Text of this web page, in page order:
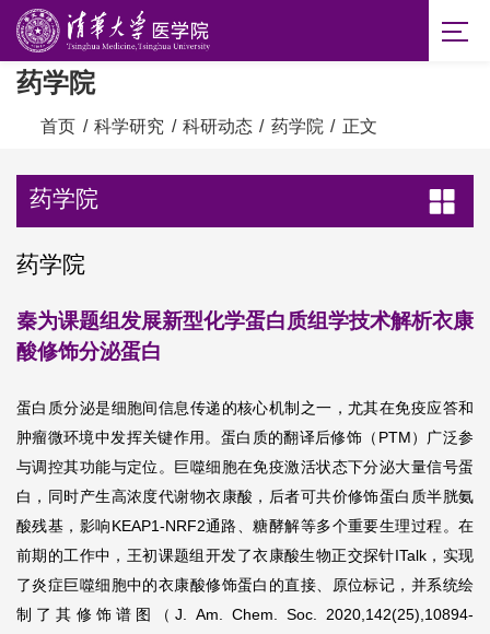
药学院
首页 / 科学研究 / 科研动态 / 药学院 / 正文
药学院
药学院
秦为课题组发展新型化学蛋白质组学技术解析衣康
酸修饰分泌蛋白
蛋白质分泌是细胞间信息传递的核心机制之一，尤其在免疫应答和
肿瘤微环境中发挥关键作用。蛋白质的翻译后修饰（PTM）广泛参
与调控其功能与定位。巨噬细胞在免疫激活状态下分泌大量信号蛋
白，同时产生高浓度代谢物衣康酸，后者可共价修饰蛋白质半胱氨
酸残基，影响KEAP1-NRF2通路、糖酵解等多个重要生理过程。在
前期的工作中，王初课题组开发了衣康酸生物正交探针ITalk，实现
了炎症巨噬细胞中的衣康酸修饰蛋白的直接、原位标记，并系统绘
制了其修饰谱图（J. Am. Chem. Soc. 2020,142(25),10894-